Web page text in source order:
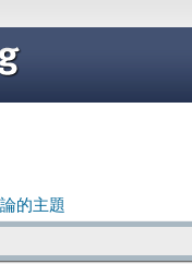
的主題